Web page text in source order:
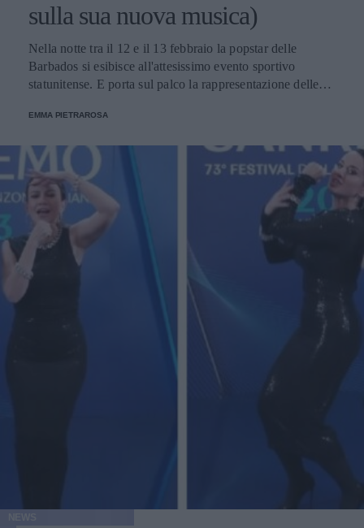
sulla sua nuova musica)
Nella notte tra il 12 e il 13 febbraio la popstar delle
Barbados si esibisce all'attesissimo evento sportivo
statunitense. E porta sul palco la rappresentazione delle
EMMA PIETRAROSA